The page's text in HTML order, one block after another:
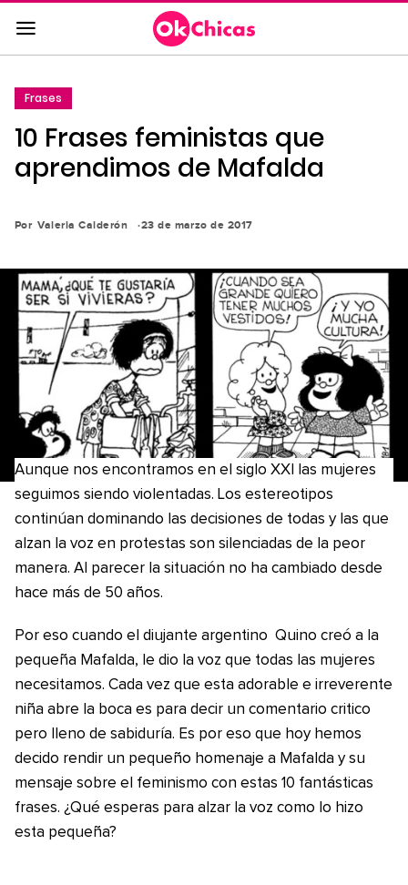
Saltar
al
contenido
la
navegación
Frases
10 Frases feministas que
aprendimos de Mafalda
Por Valeria Calderón 23 de marzo de 2017
Aunque nos encontramos en el siglo XXI las mujeres
seguimos siendo violentadas. Los estereotipos
continúan dominando las decisiones de todas y las que
alzan la voz en protestas son silenciadas de la peor
manera. Al parecer la situación no ha cambiado desde
hace más de 50 años.
Por eso cuando el diujante argentino Quino creó a la
pequeña Mafalda, le dio la voz que todas las mujeres
necesitamos. Cada vez que esta adorable e irreverente
niña abre la boca es para decir un comentario critico
pero lleno de sabiduría. Es por eso que hoy hemos
decido rendir un pequeño homenaje a Mafalda y su
mensaje sobre el feminismo con estas 10 fantásticas
frases. ¿Qué esperas para alzar la voz como lo hizo
esta pequeña?